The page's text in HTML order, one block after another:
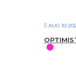
AUG 10